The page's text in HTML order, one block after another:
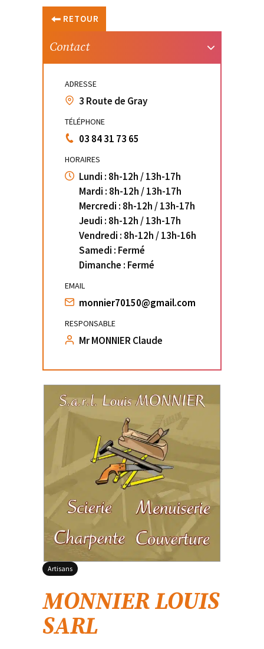
RETOUR
Contact
ADRESSE
3 Route de Gray
TÉLÉPHONE
03 84 31 73 65
HORAIRES
Lundi : 8h-12h / 13h-17h
Mardi : 8h-12h / 13h-17h
Mercredi : 8h-12h / 13h-17h
Jeudi : 8h-12h / 13h-17h
Vendredi : 8h-12h / 13h-16h
Samedi : Fermé
Dimanche : Fermé
EMAIL
monnier70150@gmail.com
RESPONSABLE
Mr MONNIER Claude
Artisans
MONNIER LOUIS
SARL